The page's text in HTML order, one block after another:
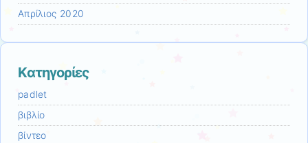
Απρίλιος 2020
Kατηγορίες
padlet
βιβλίο
βίντεο